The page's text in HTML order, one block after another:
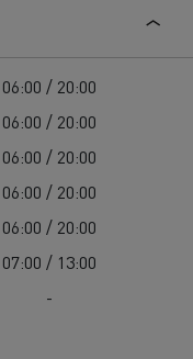
06:00 / 20:00
06:00 / 20:00
06:00 / 20:00
06:00 / 20:00
06:00 / 20:00
07:00 / 13:00
-